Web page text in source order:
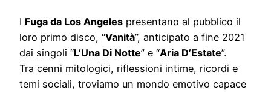
I Fuga da Los Angeles presentano al pubblico il
loro primo disco, “Vanità”, anticipato a fine 2021
dai singoli “L’Una Di Notte” e “Aria D’Estate”.
Tra cenni mitologici, riflessioni intime, ricordi e
temi sociali, troviamo un mondo emotivo capace